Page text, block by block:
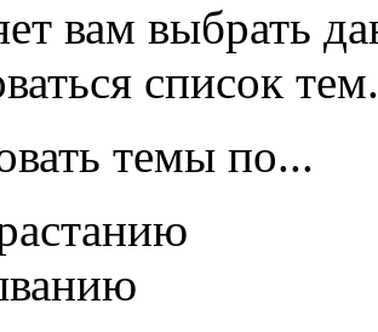
вам выбрать
список тем.
темы по...